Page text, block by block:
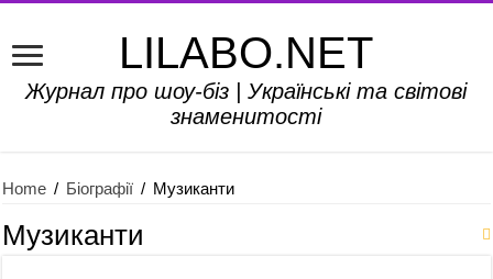
LILABO.NET
Журнал про шоу-біз | Українські та світові
знаменитості
Home / Біографії / Музиканти
Музиканти